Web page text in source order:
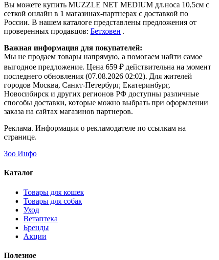
Вы можете купить MUZZLE NET MEDIUM дл.носа 10,5см с
сеткой онлайн в 1 магазинах-партнерах с доставкой по
России. В нашем каталоге представлены предложения от
проверенных продавцов: Бетховен .
Важная информация для покупателей:
Мы не продаем товары напрямую, а помогаем найти самое
выгодное предложение. Цена 659 ₽ действительна на момент
последнего обновления (07.08.2026 02:02). Для жителей
городов Москва, Санкт-Петербург, Екатеринбург,
Новосибирск и других регионов РФ доступны различные
способы доставки, которые можно выбрать при оформлении
заказа на сайтах магазинов партнеров.
Реклама. Информация о рекламодателе по ссылкам на
странице.
Зоо Инфо
Каталог
Товары для кошек
Товары для собак
Уход
Ветаптека
Бренды
Акции
Полезное